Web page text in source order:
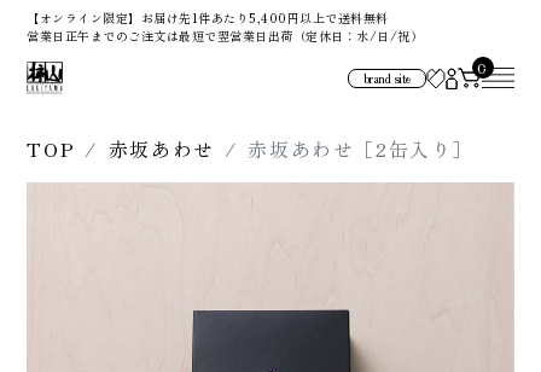
【オンライン限定】お届け先1件あたり5,400円以上で送料無料
営業日正午までのご注文は最短で翌営業日出荷（定休日：水/日/祝）
brand site 0
TOP 赤坂あわせ 赤坂あわせ［2缶入り］